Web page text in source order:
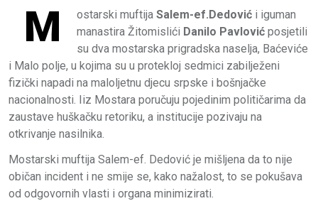
M ostarski muftija Salem-ef.Dedović i iguman
manastira Žitomislići Danilo Pavlović posjetili
su dva mostarska prigradska naselja, Baćeviće
i Malo polje, u kojima su u protekloj sedmici zabilježeni
fizički napadi na maloljetnu djecu srpske i bošnjačke
nacionalnosti. Iiz Mostara poručuju pojedinim političarima da
zaustave huškačku retoriku, a institucije pozivaju na
otkrivanje nasilnika.
Mostarski muftija Salem-ef. Dedović je mišljena da to nije
običan incident i ne smije se, kako nažalost, to se pokušava
od odgovornih vlasti i organa minimizirati.